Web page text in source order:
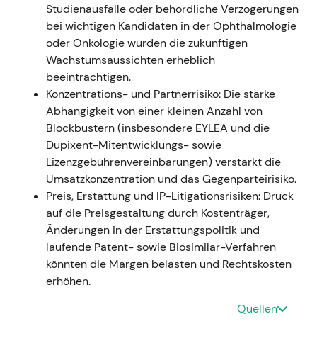
Gesamtjahr 2022 (berichtet Feb. 2023)
Regeneron und seine Kooperationspartner
erzielten Rekord-Nettoproduktverkäufe für
EYLEA, Dupixent und Libtayo; die
Gesamterlöse 2022 lagen bei rund 12,17 Mrd.
USD mit einem GAAP-Nettogewinn von ca.
4,34 Mrd. USD; Dupixent (Sanofi-Buchung)
stieg 2022 um rund 40 % auf globale
Nettoumsätze von ca. 8,68 Mrd. USD
Der Markt bewertete Regeneron neu – weg
vom Pandemie-Sondereffekt, hin zu einem
dauerhaften Biologika-Compounder.
Dupixents Expansion in mehrere Indikationen
wurde zur primären Wachstumsgeschichte,
EYLEA lieferte stabilen Cashflow, und
Onkologie sowie Bispecifics boten optionalen
Zusatznutzen
Studienausfälle oder behördliche Verzögerungen
bei wichtigen Kandidaten in der Ophthalmologie
oder Onkologie würden die zukünftigen
Wachstumsaussichten erheblich
beeinträchtigen.
Konzentrations- und Partnerrisiko: Die starke
Abhängigkeit von einer kleinen Anzahl von
Blockbustern (insbesondere EYLEA und die
Dupixent-Mitentwicklungs- sowie
Lizenzgebührenvereinbarungen) verstärkt die
Umsatzkonzentration und das Gegenparteirisiko.
Preis, Erstattung und IP-Litigationsrisiken: Druck
auf die Preisgestaltung durch Kostenträger,
Änderungen in der Erstattungspolitik und
laufende Patent- sowie Biosimilar-Verfahren
könnten die Margen belasten und Rechtskosten
erhöhen.
Quellen